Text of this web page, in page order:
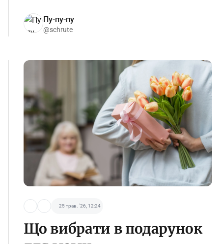
Пу-пу-пу
@schrute
25 трав. '26, 12:24
Що вибрати в подарунок